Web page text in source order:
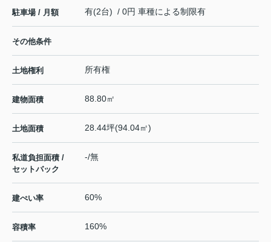
駐車場 / 月額 有(2台) / 0円 車種による制限有
その他条件
土地権利 所有権
建物面積 88.80㎡
土地面積 28.44坪(94.04㎡)
私道負担面積 /
セットバック
-/無
建ぺい率 60%
容積率 160%